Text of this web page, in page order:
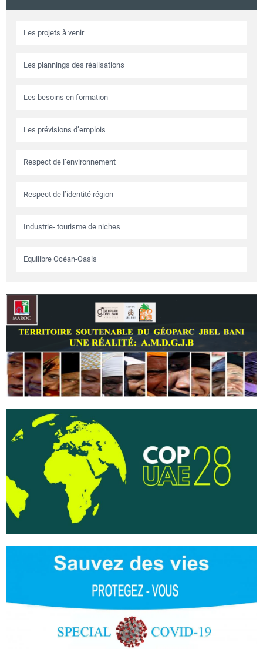
Circuits touristiques
Régions
Contact
Les projets à venir
Les plannings des réalisations
Les besoins en formation
Les prévisions d’emplois
Respect de l’environnement
Respect de l’identité région
Industrie- tourisme de niches
Equilibre Océan-Oasis